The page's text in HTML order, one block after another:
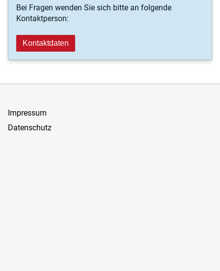
Bei Fragen wenden Sie sich bitte an folgende
Kontaktperson:
Kontaktdaten
Impressum
Datenschutz